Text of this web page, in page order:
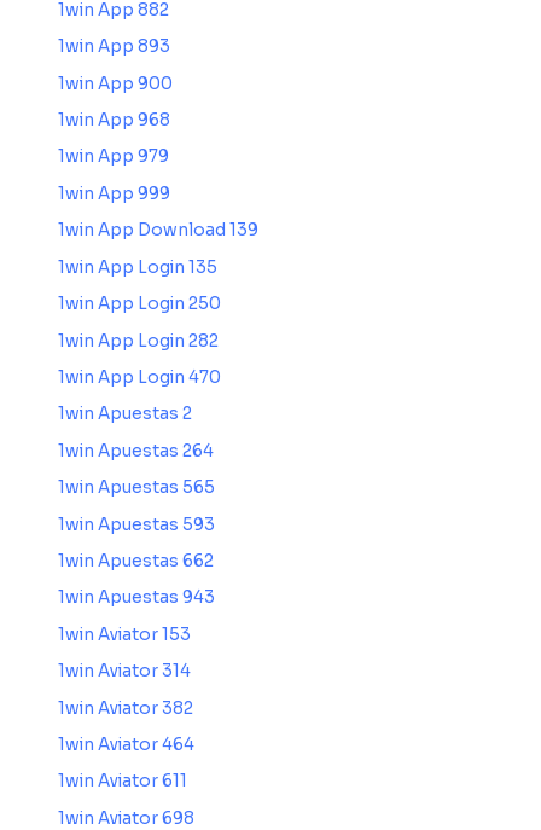
1win App 882
1win App 893
1win App 900
1win App 968
1win App 979
1win App 999
1win App Download 139
1win App Login 135
1win App Login 250
1win App Login 282
1win App Login 470
1win Apuestas 2
1win Apuestas 264
1win Apuestas 565
1win Apuestas 593
1win Apuestas 662
1win Apuestas 943
1win Aviator 153
1win Aviator 314
1win Aviator 382
1win Aviator 464
1win Aviator 611
1win Aviator 698